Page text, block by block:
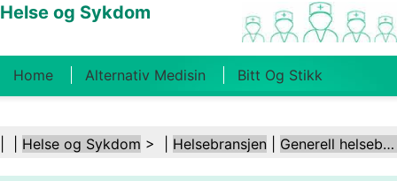
Helse og Sykdom
Home Alternativ Medisin Bitt Og Stikk
Kosthold Og Ernæring Familiehelse
Helse og Sykdom > | Helsebransjen Generell helsebransje